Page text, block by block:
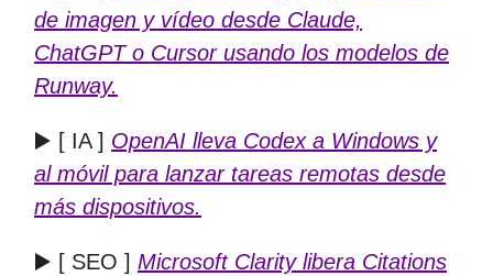
de imagen y vídeo desde Claude,
ChatGPT o Cursor usando los modelos de
Runway.
▶️ [ IA ] OpenAI lleva Codex a Windows y
al móvil para lanzar tareas remotas desde
más dispositivos.
▶️ [ SEO ] Microsoft Clarity libera Citations